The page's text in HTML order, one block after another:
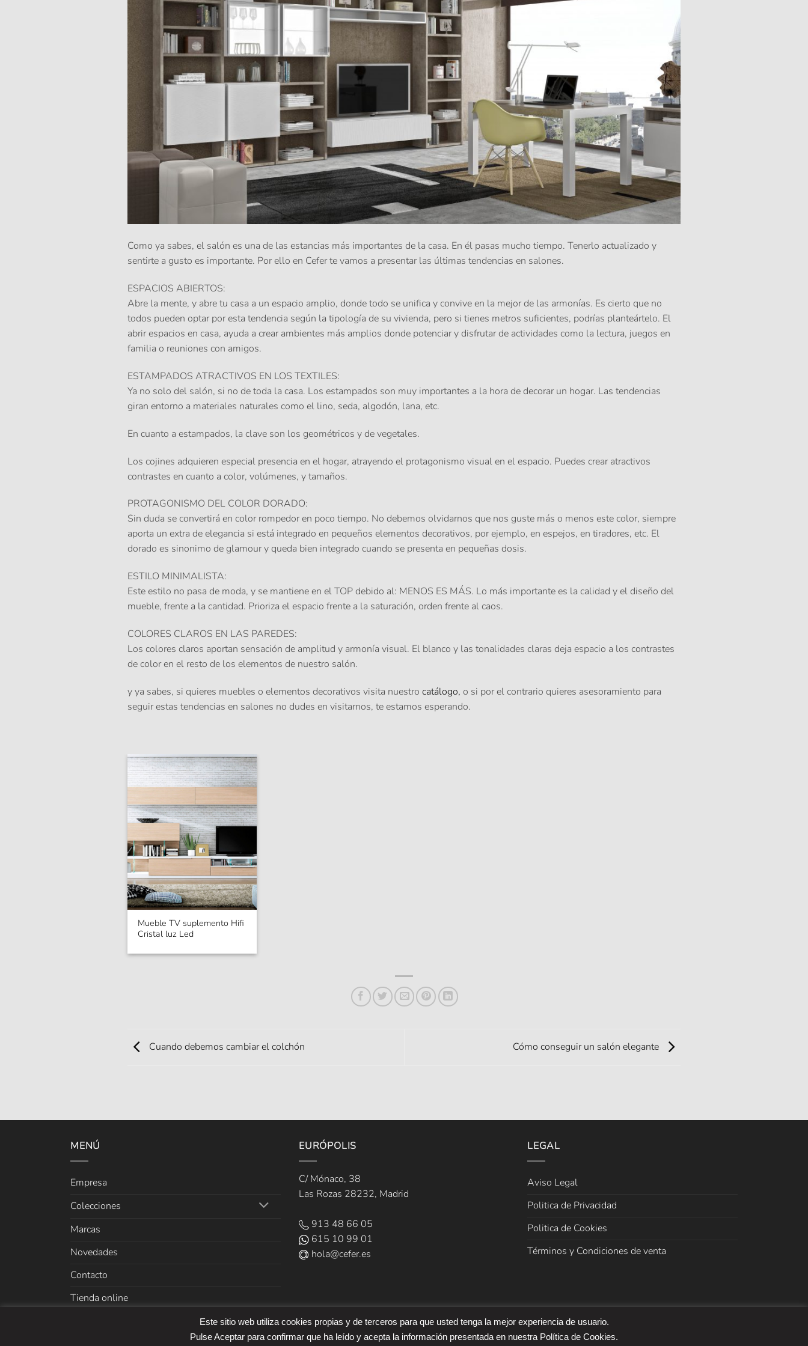
Como ya sabes, el salón es una de las estancias más importantes de la casa. En él pasas mucho tiempo. Tenerlo actualizado y
sentirte a gusto es importante. Por ello en Cefer te vamos a presentar las últimas tendencias en salones.
ESPACIOS ABIERTOS:
Abre la mente, y abre tu casa a un espacio amplio, donde todo se unifica y convive en la mejor de las armonías. Es cierto que no
todos pueden optar por esta tendencia según la tipología de su vivienda, pero si tienes metros suficientes, podrías planteártelo. El
abrir espacios en casa, ayuda a crear ambientes más amplios donde potenciar y disfrutar de actividades como la lectura, juegos en
familia o reuniones con amigos.
ESTAMPADOS ATRACTIVOS EN LOS TEXTILES:
Ya no solo del salón, si no de toda la casa. Los estampados son muy importantes a la hora de decorar un hogar. Las tendencias
giran entorno a materiales naturales como el lino, seda, algodón, lana, etc.
En cuanto a estampados, la clave son los geométricos y de vegetales.
Los cojines adquieren especial presencia en el hogar, atrayendo el protagonismo visual en el espacio. Puedes crear atractivos
contrastes en cuanto a color, volúmenes, y tamaños.
PROTAGONISMO DEL COLOR DORADO:
Sin duda se convertirá en color rompedor en poco tiempo. No debemos olvidarnos que nos guste más o menos este color, siempre
aporta un extra de elegancia si está integrado en pequeños elementos decorativos, por ejemplo, en espejos, en tiradores, etc. El
dorado es sinonimo de glamour y queda bien integrado cuando se presenta en pequeñas dosis.
ESTILO MINIMALISTA:
Este estilo no pasa de moda, y se mantiene en el TOP debido al: MENOS ES MÁS. Lo más importante es la calidad y el diseño del
mueble, frente a la cantidad. Prioriza el espacio frente a la saturación, orden frente al caos.
COLORES CLAROS EN LAS PAREDES:
Los colores claros aportan sensación de amplitud y armonía visual. El blanco y las tonalidades claras deja espacio a los contrastes
de color en el resto de los elementos de nuestro salón.
y ya sabes, si quieres muebles o elementos decorativos visita nuestro catálogo, o si por el contrario quieres asesoramiento para
seguir estas tendencias en salones no dudes en visitarnos, te estamos esperando.
Mueble TV suplemento Hifi
Cristal luz Led
Cuando debemos cambiar el colchón Cómo conseguir un salón elegante
MENÚ
Empresa
Colecciones
Marcas
Novedades
Contacto
Tienda online
EURÓPOLIS
C/ Mónaco, 38
Las Rozas 28232, Madrid
913 48 66 05
615 10 99 01
hola@cefer.es
LEGAL
Aviso Legal
Politica de Privacidad
Politica de Cookies
Términos y Condiciones de venta
Este sitio web utiliza cookies propias y de terceros para que usted tenga la mejor experiencia de usuario.
Pulse Aceptar para confirmar que ha leído y acepta la información presentada en nuestra Política de Cookies.